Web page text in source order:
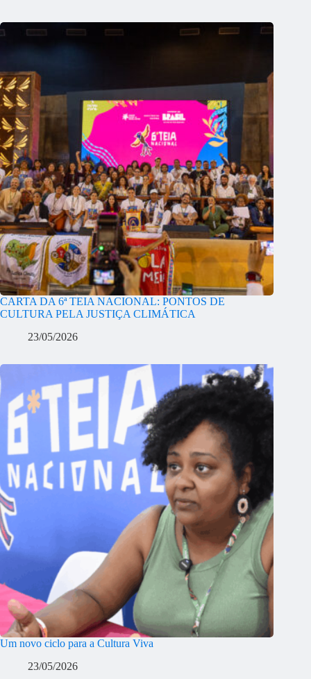
CARTA DA 6ª TEIA NACIONAL: PONTOS DE
CULTURA PELA JUSTIÇA CLIMÁTICA
23/05/2026
Um novo ciclo para a Cultura Viva
23/05/2026